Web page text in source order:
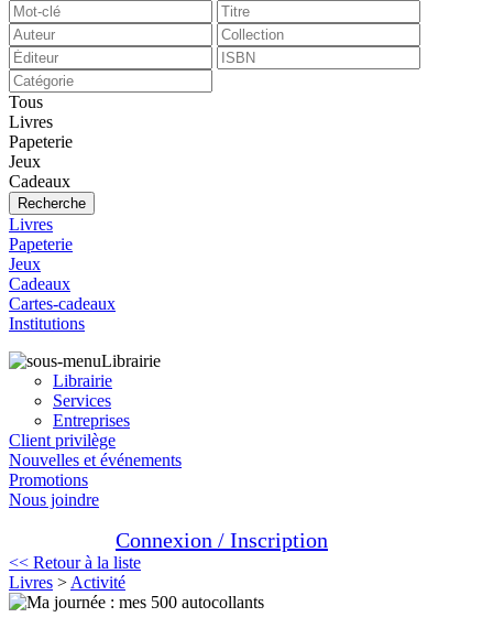
Tous
Livres
Papeterie
Jeux
Cadeaux
Recherche
Livres
Papeterie
Jeux
Cadeaux
Cartes-cadeaux
Institutions
Librairie
Librairie
Services
Entreprises
Client privilège
Nouvelles et événements
Promotions
Nous joindre
Connexion / Inscription
<< Retour à la liste
Livres > Activité